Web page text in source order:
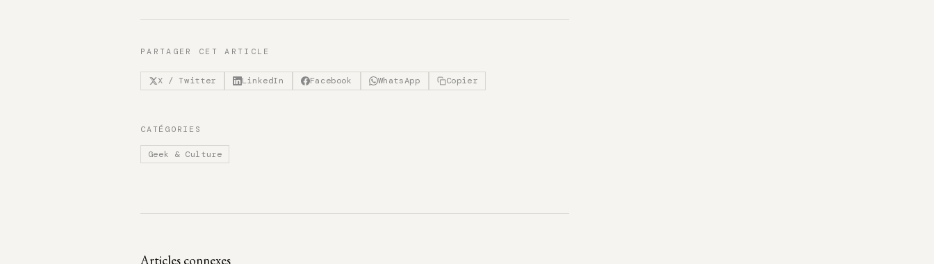
PARTAGER CET ARTICLE
X / Twitter LinkedIn Facebook WhatsApp Copier
CATÉGORIES
Geek & Culture
Articles connexes